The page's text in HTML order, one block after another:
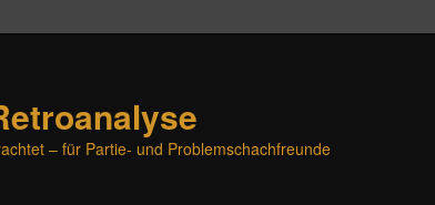
– für Partie- und Problemschachfreunde